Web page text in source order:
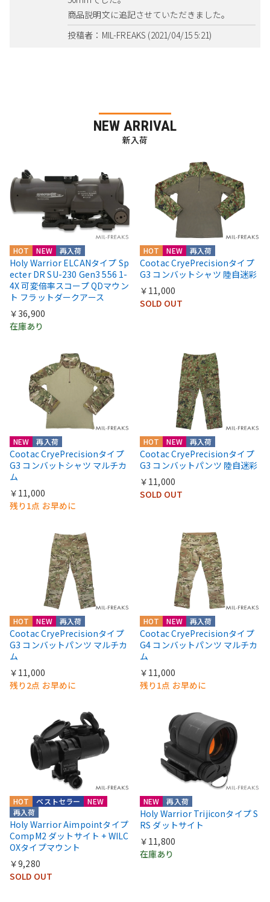
商品説明文に追記させていただきました。
投稿者：MIL-FREAKS (2021/04/15 5:21)
NEW ARRIVAL
新入荷
HOT NEW 再入荷
Holy Warrior ELCANタイプ Sp
ecter DR SU-230 Gen3 556 1-
4X 可変倍率スコープ QDマウン
ト フラットダークアース
￥36,900
在庫あり
HOT NEW 再入荷
Cootac CryePrecisionタイプ
G3 コンバットシャツ 陸自迷彩
￥11,000
SOLD OUT
NEW 再入荷
Cootac CryePrecisionタイプ
G3 コンバットシャツ マルチカ
ム
￥11,000
残り1点 お早めに
HOT NEW 再入荷
Cootac CryePrecisionタイプ
G3 コンバットパンツ 陸自迷彩
￥11,000
SOLD OUT
HOT NEW 再入荷
Cootac CryePrecisionタイプ
G3 コンバットパンツ マルチカ
ム
￥11,000
残り2点 お早めに
HOT NEW 再入荷
Cootac CryePrecisionタイプ
G4 コンバットパンツ マルチカ
ム
￥11,000
残り1点 お早めに
HOT
NEW
再入荷
ベストセラー
Holy Warrior Aimpointタイプ
CompM2 ダットサイト + WILC
OXタイプマウント
￥9,280
SOLD OUT
NEW 再入荷
Holy Warrior Trijiconタイプ S
RS ダットサイト
￥11,800
在庫あり